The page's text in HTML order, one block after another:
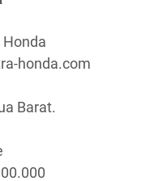
honda.com
Barat.